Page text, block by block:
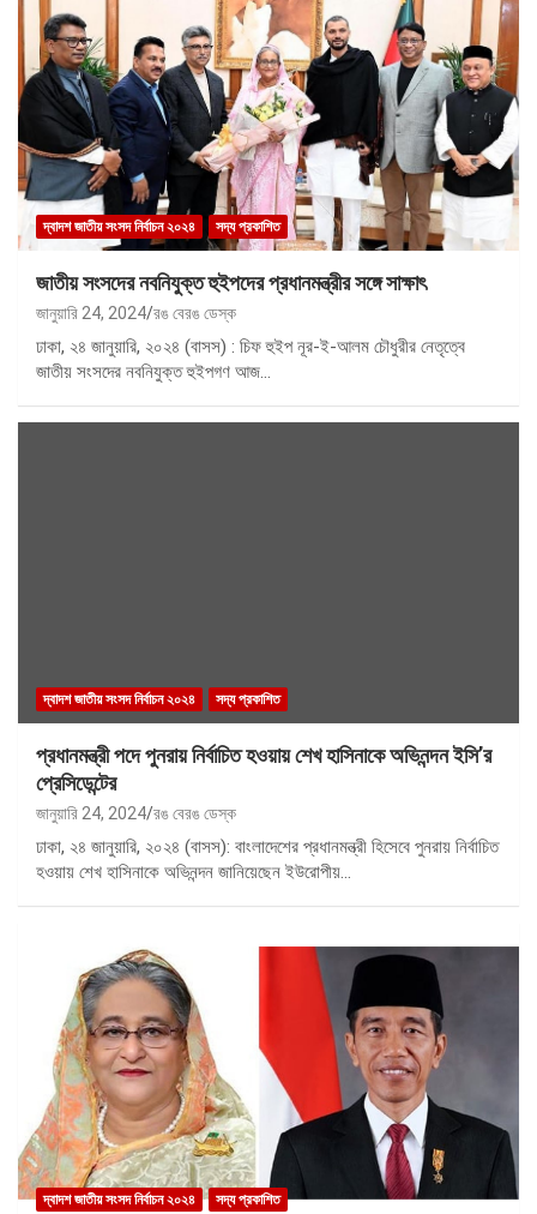
দ্বাদশ জাতীয় সংসদ নির্বাচন ২০২৪ সদ্য প্রকাশিত
জাতীয় সংসদের নবনিযুক্ত হুইপদের প্রধানমন্ত্রীর সঙ্গে সাক্ষাৎ
জানুয়ারি 24, 2024 রঙ বেরঙ ডেস্ক
ঢাকা, ২৪ জানুয়ারি, ২০২৪ (বাসস) : চিফ হুইপ নূর-ই-আলম চৌধুরীর নেতৃত্বে
জাতীয় সংসদের নবনিযুক্ত হুইপগণ আজ…
দ্বাদশ জাতীয় সংসদ নির্বাচন ২০২৪ সদ্য প্রকাশিত
প্রধানমন্ত্রী পদে পুনরায় নির্বাচিত হওয়ায় শেখ হাসিনাকে অভিনন্দন ইসি’র
প্রেসিডেন্টের
জানুয়ারি 24, 2024 রঙ বেরঙ ডেস্ক
ঢাকা, ২৪ জানুয়ারি, ২০২৪ (বাসস): বাংলাদেশের প্রধানমন্ত্রী হিসেবে পুনরায় নির্বাচিত
হওয়ায় শেখ হাসিনাকে অভিনন্দন জানিয়েছেন ইউরোপীয়…
দ্বাদশ জাতীয় সংসদ নির্বাচন ২০২৪ সদ্য প্রকাশিত